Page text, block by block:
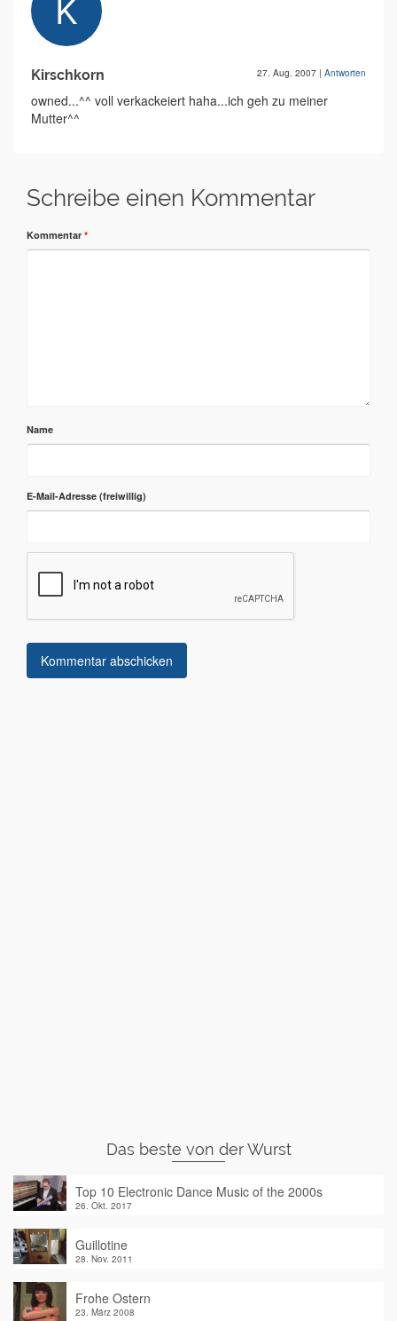
Kirschkorn 27. Aug. 2007 | Antworten
owned...^^ voll verkackeiert haha...ich geh zu meiner
Mutter^^
Schreibe einen Kommentar
Kommentar *
Name
E-Mail-Adresse
Das beste von der Wurst
Top 10 Electronic Dance Music of the 2000s
26. Okt. 2017
Guillotine
28. Nov. 2011
Frohe Ostern
23. März 2008